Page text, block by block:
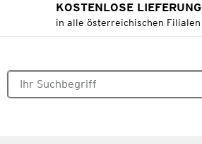
KOSTENLOSE LIEFERUNG
in alle österreichischen Filialen